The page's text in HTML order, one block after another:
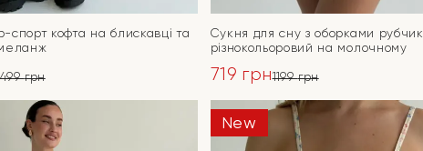
спорт кофта на блискавці та
грн
ПЕРЕЙТИ
Сукня для сну з оборками рубчик
різнокольоровий на молочному
1199грн
ціна:
1199 грн.
719 грн
ціна:
719 грн.
ПЕРЕЙТИ
New